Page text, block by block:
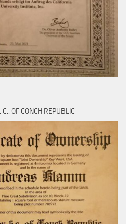
OF CONCH REPUBLIC